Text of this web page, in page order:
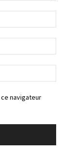
:*
:*
:
navigateur